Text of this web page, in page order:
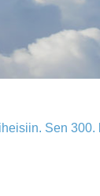
Sen 300.